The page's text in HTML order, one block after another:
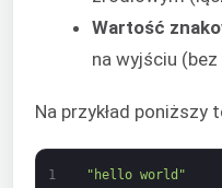
Wartość
na wyjściu (bez
Na przykład poniższy
1 "hello world"